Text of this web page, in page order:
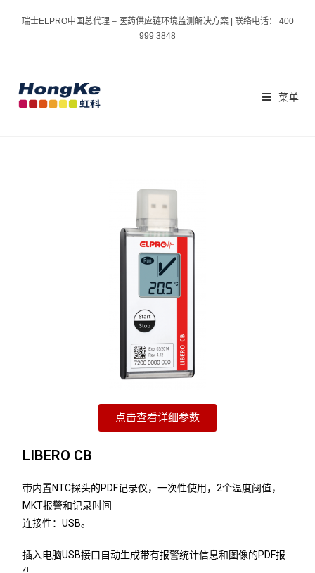
瑞士ELPRO中国总代理 – 医药供应链环境监测解决方案 | 联络电话： 400
999 3848
菜单
点击查看详细参数
LIBERO CB
带内置NTC探头的PDF记录仪，一次性使用，2个温度阈值，
MKT报警和记录时间
连接性：USB。
插入电脑USB接口自动生成带有报警统计信息和图像的PDF报